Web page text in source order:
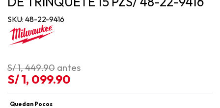
SKU: 48-22-9416
S/ 1, 449.90 antes
S/ 1, 099.90
Quedan Pocos